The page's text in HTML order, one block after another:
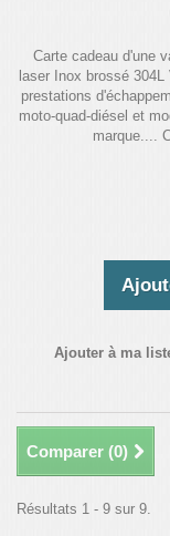
Carte cadeau d'une
laser Inox brossé
prestations
moto-quad-diésel et
marque....
Ajouter à ma
Comparer (0)
Résultats 1 - 9 sur 9.